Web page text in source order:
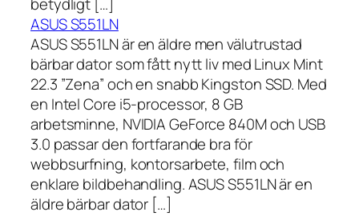
ASUS S551LN
ASUS S551LN är en äldre men välutrustad
bärbar dator som fått nytt liv med Linux Mint
22.3 ”Zena” och en snabb Kingston SSD. Med
en Intel Core i5-processor, 8 GB
arbetsminne, NVIDIA GeForce 840M och USB
3.0 passar den fortfarande bra för
webbsurfning, kontorsarbete, film och
enklare bildbehandling. ASUS S551LN är en
äldre bärbar dator […]